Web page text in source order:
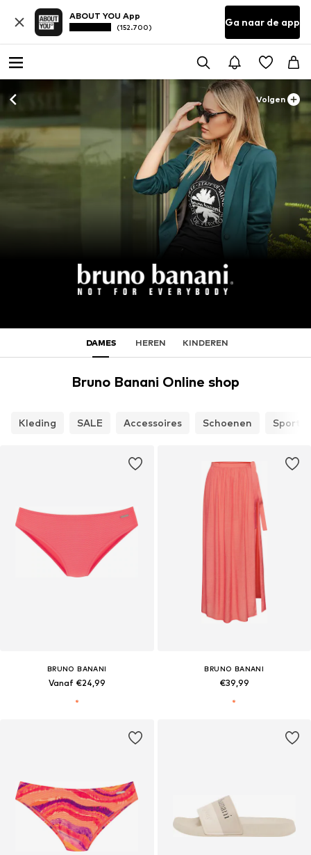
ABOUT YOU App
(152.700) Ga naar de app
Volgen
DAMES HEREN KINDEREN
Bruno Banani Online shop
Kleding SALE Accessoires Schoenen Sport
BRUNO BANANI
Vanaf €24,99
BRUNO BANANI
€39,99